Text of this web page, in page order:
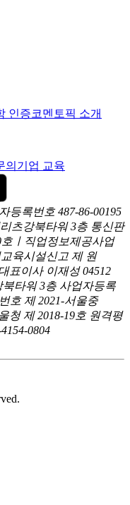
인증코멘토픽 소개
의 기업 교육
등록번호 487-86-00195
츠강북타워 3층 통신판
ㅣ직업정보제공사업
육시설신고 제 원
표이사 이재성 04512
타워 3층 사업자등록
호 제 2021-서울중
청 제 2018-19호 원격평
0804